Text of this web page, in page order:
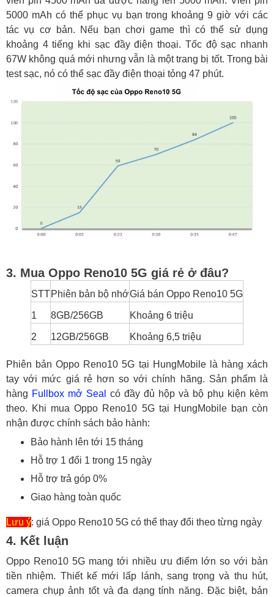
5000 mAh có thể phục vụ bạn trong khoảng 9 giờ với các
tác vụ cơ bản. Nếu bạn chơi game thì có thể sử dụng
khoảng 4 tiếng khi sạc đầy điện thoại. Tốc độ sạc nhanh
67W không quá mới nhưng vẫn là một trang bị tốt. Trong bài
test sạc, nó có thể sạc đầy điện thoại tỏng 47 phút.
3. Mua Oppo Reno10 5G giá rẻ ở đâu?
STT Phiên bản bộ nhớGiá bán Oppo Reno10 5G
1 8GB/256GB Khoảng 6 triệu
2 12GB/256GB Khoảng 6,5 triệu
Phiên bản Oppo Reno10 5G tại HungMobile là hàng xách
tay với mức giá rẻ hơn so với chính hãng. Sản phẩm là
hàng Fullbox mở Seal có đầy đủ hộp và bộ phụ kiện kèm
theo. Khi mua Oppo Reno10 5G tại HungMobile bạn còn
nhận được chính sách bảo hành:
Bảo hành lên tới 15 tháng
Hỗ trợ 1 đổi 1 trong 15 ngày
Hỗ trợ trả góp 0%
Giao hàng toàn quốc
Lưu ý: giá Oppo Reno10 5G có thể thay đổi theo từng ngày
4. Kết luận
Oppo Reno10 5G mang tới nhiều ưu điểm lớn so với bản
tiền nhiệm. Thiết kế mới lấp lánh, sang trọng và thu hút,
camera chụp ảnh tốt và đa dạng tính năng. Đặc biệt, bản